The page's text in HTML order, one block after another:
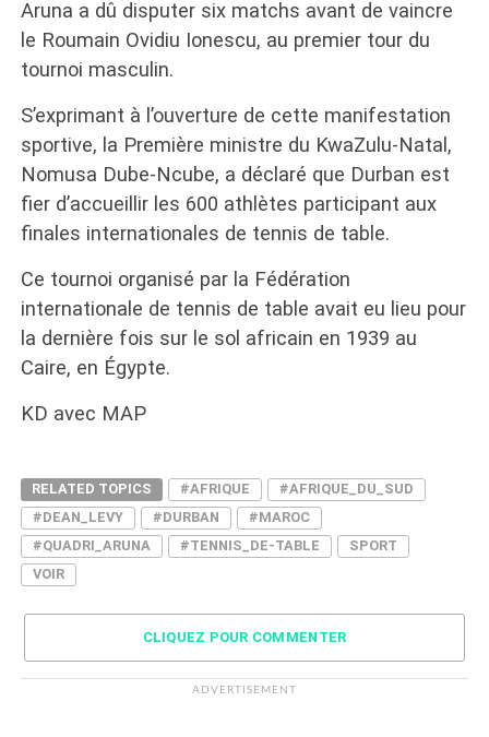
Aruna a dû disputer six matchs avant de vaincre
le Roumain Ovidiu Ionescu, au premier tour du
tournoi masculin.
S’exprimant à l’ouverture de cette manifestation
sportive, la Première ministre du KwaZulu-Natal,
Nomusa Dube-Ncube, a déclaré que Durban est
fier d’accueillir les 600 athlètes participant aux
finales internationales de tennis de table.
Ce tournoi organisé par la Fédération
internationale de tennis de table avait eu lieu pour
la dernière fois sur le sol africain en 1939 au
Caire, en Égypte.
KD avec MAP
RELATED TOPICS #AFRIQUE
#AFRIQUE_DU_SUD
#DEAN_LEVY
#DURBAN
#MAROC
#QUADRI_ARUNA
#TENNIS_DE-TABLE
SPORT
VOIR
CLIQUEZ POUR COMMENTER
ADVERTISEMENT